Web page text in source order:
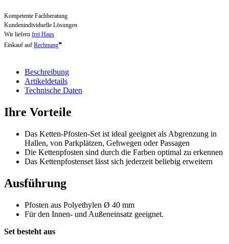
Kompetente Fachberatung
Kundenindividuelle Lösungen
Wir liefern frei Haus
Einkauf auf Rechnung*
Beschreibung
Artikeldetails
Technische Daten
Ihre Vorteile
Das Ketten-Pfosten-Set ist ideal geeignet als Abgrenzung in
Hallen, von Parkplätzen, Gehwegen oder Passagen
Die Kettenpfosten sind durch die Farben optimal zu erkennen
Das Kettenpfostenset lässt sich jederzeit beliebig erweitern
Ausführung
Pfosten aus Polyethylen Ø 40 mm
Für den Innen- und Außeneinsatz geeignet.
Set besteht aus